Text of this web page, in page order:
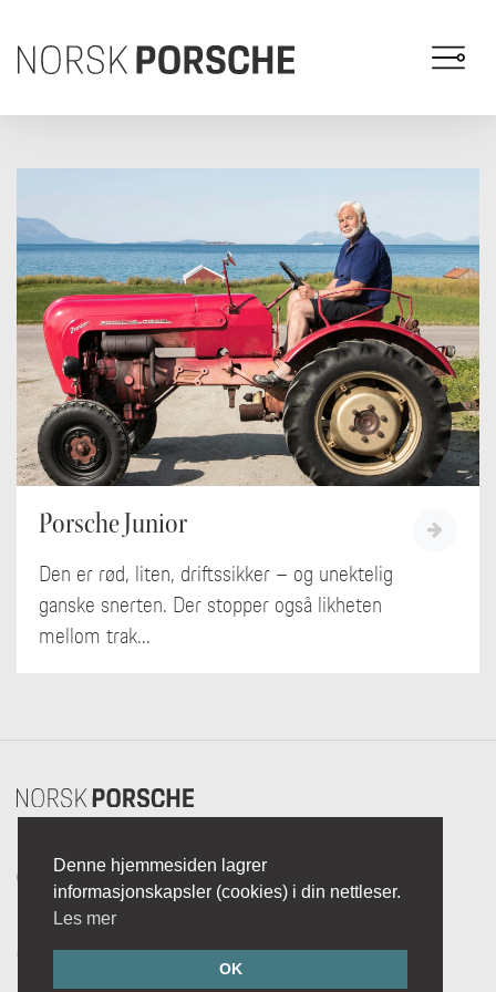
Porsche Junior
Den er rød, liten, driftssikker – og unektelig
ganske snerten. Der stopper også likheten
mellom trak...
© 2018-2026
Personvern
Brukeravtale
Om Norsk Porsche
Denne hjemmesiden lagrer
informasjonskapsler (cookies) i din nettleser.
Les mer
OK